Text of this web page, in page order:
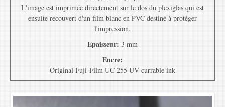
L'image est imprimée directement sur le dos du plexiglas qui est
ensuite recouvert d'un film blanc en PVC destiné à protéger
l'impression.
Epaisseur: 3 mm
Encre:
Original Fuji-Film UC 255 UV currable ink